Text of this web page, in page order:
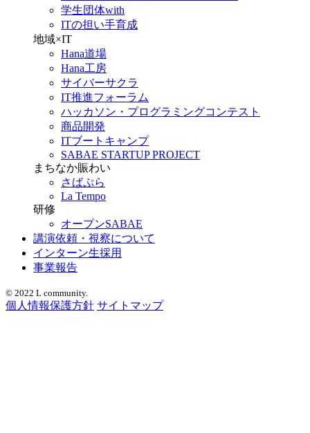
学生団体with
ITの担い手育成
地域×IT
Hana道場
Hana工房
サイバーサクラ
IT推進フォーラム
ハッカソン・プログラミングコンテスト
商品開発
ITブートキャンプ
SABAE STARTUP PROJECT
まちなか賑わい
さばぷら
La Tempo
研修
オープンSABAE
講演依頼・視察について
インターン生採用
事業報告
© 2022 L community.
個人情報保護方針 サイトマップ